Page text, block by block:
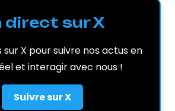
direct sur X
sur X pour suivre nos actus en
et interagir avec nous !
Suivre sur X